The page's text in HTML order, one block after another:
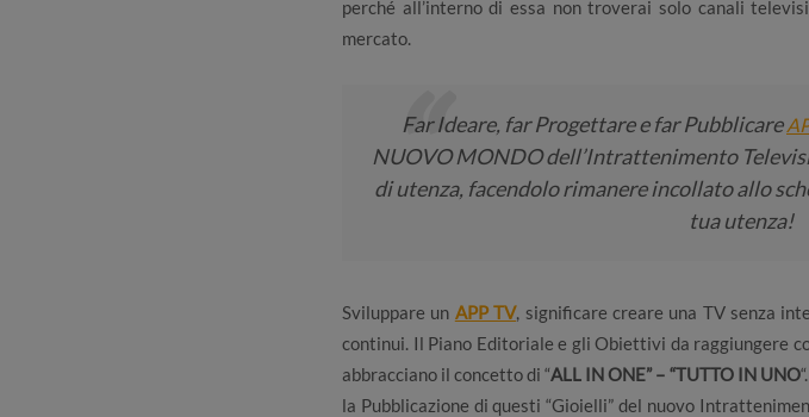
perché all’interno di essa non troverai solo canali
mercato.
Far Ideare, far Progettare e far Pubblicare
NUOVO MONDO dell’Intrattenimento
di utenza, facendolo rimanere incollato allo
tua utenza!
Sviluppare un APP TV, significare creare una TV senza
continui. Il Piano Editoriale e gli Obiettivi da raggiungere
abbracciano il concetto di “ALL IN ONE” – “TUTTO IN UNO
la Pubblicazione di questi “Gioielli” del nuovo